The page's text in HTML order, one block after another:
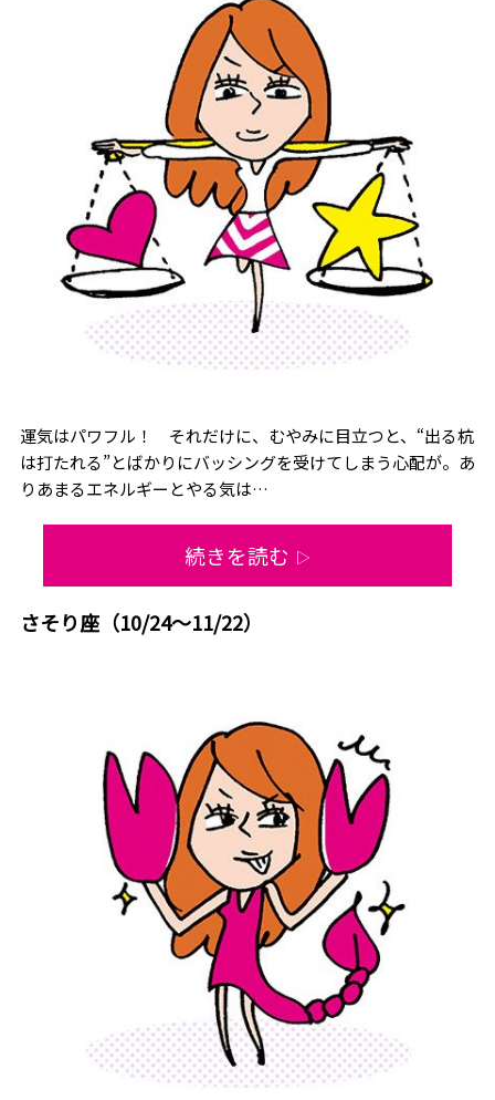
運気はパワフル！ それだけに、むやみに目立つと、“出る杭
は打たれる”とばかりにバッシングを受けてしまう心配が。あ
りあまるエネルギーとやる気は…
続きを読む ▷
さそり座（10/24～11/22）